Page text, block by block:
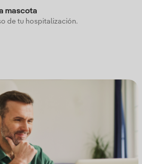
mascota
de tu hospitalización.